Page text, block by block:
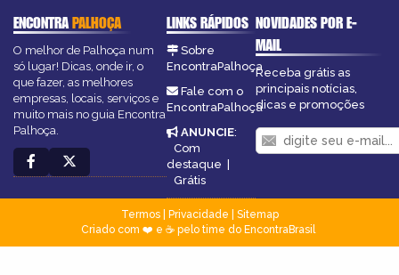
ENCONTRAPALHOÇA
O melhor de Palhoça num
só lugar! Dicas, onde ir, o
que fazer, as melhores
empresas, locais, serviços e
muito mais no guia Encontra
Palhoça.
LINKS RÁPIDOS
Sobre
EncontraPalhoça
Fale com o
EncontraPalhoça
ANUNCIE:
Com
destaque |
Grátis
NOVIDADES POR E-
MAIL
Receba grátis as
principais notícias,
dicas e promoções
Termos| Privacidade
Sitemap
Criado com ❤️ e ☕ pelo time do EncontraBrasil